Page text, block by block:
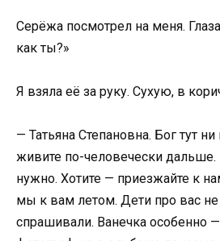
Серёжа посмотрел на меня.
как ты?»
Я взяла её за руку. Сухую, в
— Татьяна Степановна. Бог тут
живите по-человечески дальше.
нужно. Хотите — приезжайте к
мы к вам летом. Дети про вас
спрашивали. Ванечка особенно